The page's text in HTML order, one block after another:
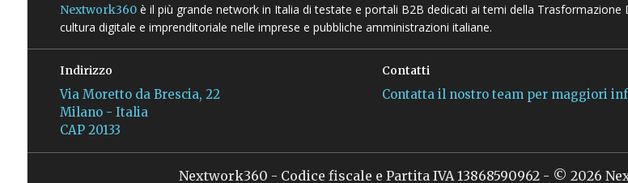
Nextwork360è il più grande network in Italia di testate e portali B2B dedicati ai temi della Trasformazione
cultura digitale e imprenditoriale nelle imprese e pubbliche amministrazioni italiane.
Indirizzo
Via Moretto da Brescia, 22
Milano - Italia
CAP 20133
Contatti
Contatta il nostro team per maggiori
Nextwork360 - Codice fiscale e Partita IVA 13868590962 - © 2026